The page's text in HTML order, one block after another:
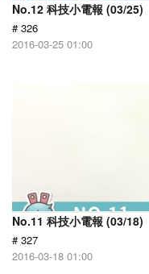
No.12 科技小電報 (03/25)
# 326
2016-03-25 01:00
No.11 科技小電報 (03/18)
# 327
2016-03-18 01:00